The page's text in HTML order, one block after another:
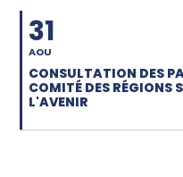
31
AOU
CONSULTATION DES
COMITÉ DES RÉGIONS
L'AVENIR